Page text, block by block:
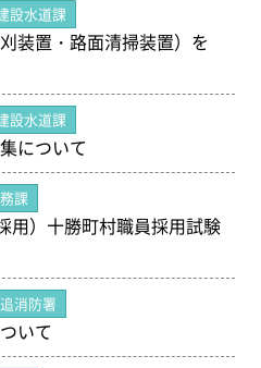
設水道課
装置・路面清掃装置）を
設水道課
について
課
用）十勝町村職員採用試験
消防署
いて